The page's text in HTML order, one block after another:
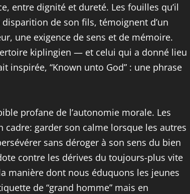
entre dignité et dureté. Les fouilles qu’il
de son fils, témoignent d’un
une exigence de sens et de mémoire.
kiplingien — et celui qui a donné lieu
inspirée, “Known unto God” : une phrase
profane de l’autonomie morale. Les
garder son calme lorsque les autres
sans déroger à son sens du bien
contre les dérives du toujours-plus vite
manière dont nous éduquons les jeunes
de “grand homme” mais en